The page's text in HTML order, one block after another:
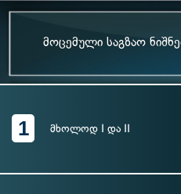
მოცემული საგზაო
1 მხოლოდ I და II